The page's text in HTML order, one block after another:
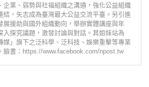
企業、弱勢與社福組織之溝通，強化公益組織
結，矢志成為臺灣最大公益交流平臺。另引進
展援助與國外組織動向，舉辦實體講座與年
入探究議題，激發討論與對話。其姐妹站為
媒」旗下之泛科學、泛科技、娛樂重擊等專業
臉書：https://www.facebook.com/npost.tw